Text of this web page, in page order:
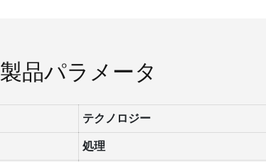
製品パラメータ
テクノロジー
処理